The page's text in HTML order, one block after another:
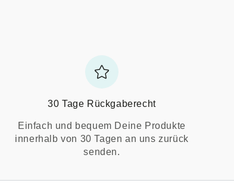
30 Tage Rückgaberecht
Einfach und bequem Deine Produkte
innerhalb von 30 Tagen an uns zurück
senden.